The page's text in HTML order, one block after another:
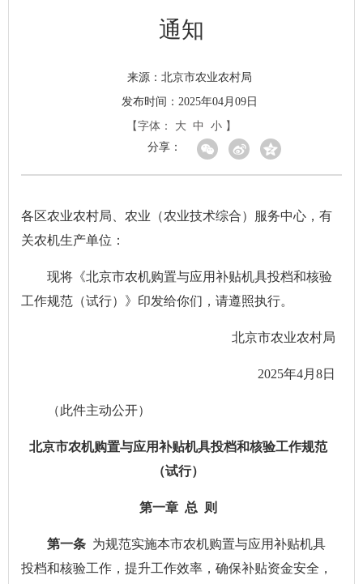
通知
来源： 北京市农业农村局
发布时间：2025年04月09日
【字体：
大 中 小 】
分享：
各区农业农村局、农业（农业技术综合）服务中心，有
关农机生产单位：
现将《北京市农机购置与应用补贴机具投档和核验
工作规范（试行）》印发给你们，请遵照执行。
北京市农业农村局
2025年4月8日
（此件主动公开）
北京市农机购置与应用补贴机具投档和核验工作规范
（试行）
第一章 总 则
第一条 为规范实施本市农机购置与应用补贴机具
投档和核验工作，提升工作效率，确保补贴资金安全，